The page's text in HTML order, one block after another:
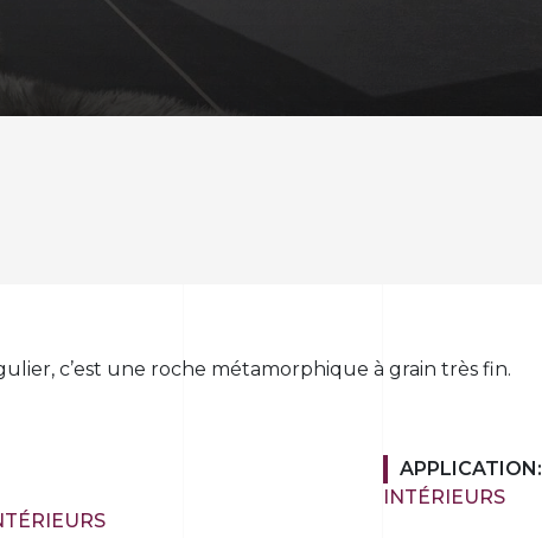
c’est une roche métamorphique à grain très fin.
APPLICATION:
INTÉRIEURS